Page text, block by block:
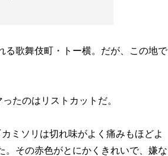
歌舞伎町・トー横。だが、この地で
たのはリストカットだ。
ミソリは切れ味がよく痛みもほどよ
。その赤色がとにかくきれいで、嫌な